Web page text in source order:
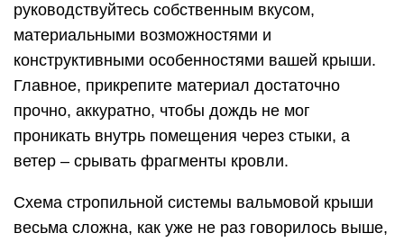
также не ошибиться с разметкой. Досконально
разобравшись в этом один раз, вы сможете без
труда повторить аналогичное строительство.
Конечно, одному человеку будет довольно
сложно справиться с предстоящим объемом
работ, так что пара помощников не помешает.